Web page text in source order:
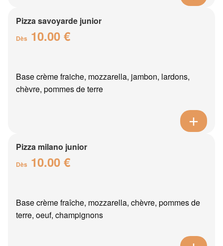
Pizza savoyarde junior
Dès 10.00 €
Base crème fraiche, mozzarella, jambon, lardons,
chèvre, pommes de terre
Pizza milano junior
Dès 10.00 €
Base crème fraîche, mozzarella, chèvre, pommes de
terre, oeuf, champignons